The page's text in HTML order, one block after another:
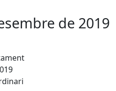
de 2019